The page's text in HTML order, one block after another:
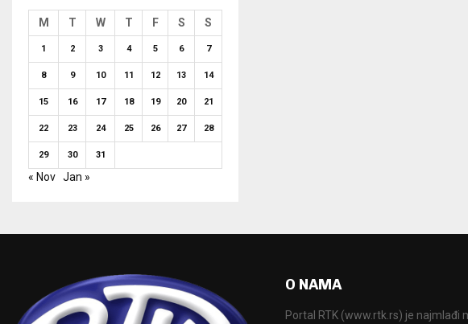
M T W T F S S
1 2 3 4 5 6 7
8 9 10 11 12 13 14
15 16 17 18 19 20 21
22 23 24 25 26 27 28
29 30 31
« Nov Jan »
O NAMA
Portal RTK (www.rtk.rs) je najmlađi